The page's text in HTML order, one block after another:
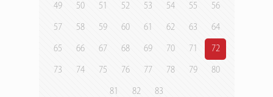
49 50 51 52 53 54 55 56
57 58 59 60 61 62 63 64
65 66 67 68 69 70 71 72
73 74 75 76 77 78 79 80
81 82 83